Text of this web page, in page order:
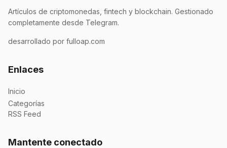
Artículos de criptomonedas, fintech y blockchain. Gestionado
completamente desde Telegram.
desarrollado por fulloap.com
Enlaces
Inicio
Categorías
RSS Feed
Mantente conectado